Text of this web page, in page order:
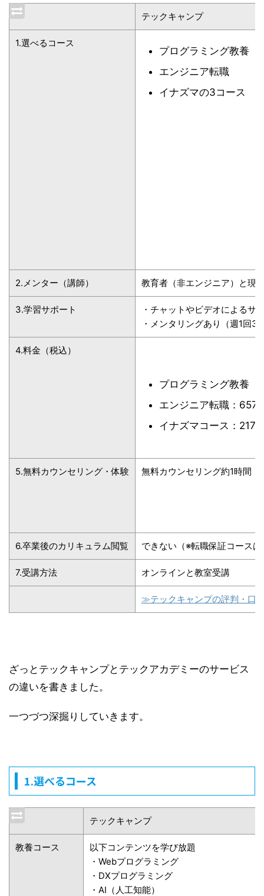
テックキャンプ
1.選べるコース
プログラミング教養
エンジニア転職
イナズマの3コース
2.メンター（講師） 教育者（非エンジニア）と現
3.学習サポート
・チャットやビデオによるサ
・メンタリングあり（週1回
4.料金（税込）
プログラミング教養
エンジニア転職：
イナズマコース：
5.無料カウンセリング・体験 無料カウンセリング約1時間
6.卒業後のカリキュラム閲覧 できない（※転職保証コース
7.受講方法 オンラインと教室受講
≫テックキャンプの評判・口
ざっとテックキャンプとテックアカデミーのサービス
の違いを書きました。
一つづつ深掘りしていきます。
1.選べるコース
テックキャンプ
教養コース
以下コンテンツを学び放題
・Webプログラミング
・DXプログラミング
・AI（人工知能）